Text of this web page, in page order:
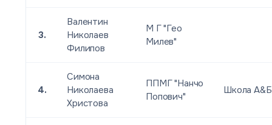
3.
Валентин
Николаев
Филипов
М Г "Гео
Милев"
4.
Симона
Николаева
Христова
ППМГ "Нанчо
Попович"
Школа А&Б